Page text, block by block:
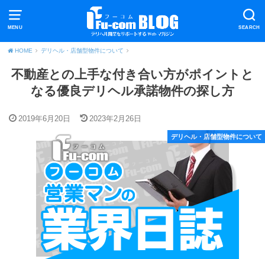
MENU SEARCH
HOME デリヘル・店舗型物件について
不動産との上手な付き合い方がポイントと
なる優良デリヘル承諾物件の探し方
2019年6月20日 2023年2月26日
デリヘル・店舗型物件について